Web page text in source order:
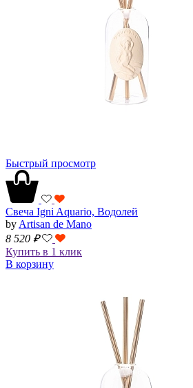
Быстрый просмотр
Свеча Igni Aquario, Водолей
by Artisan de Mano
8 520 ₽
Купить в 1 клик
В корзину